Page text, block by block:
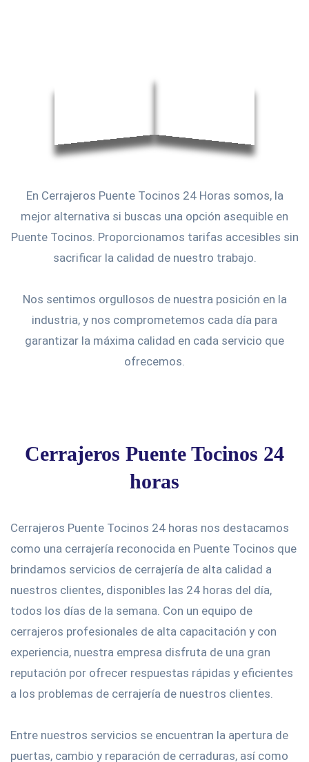
En Cerrajeros Puente Tocinos 24 Horas somos, la
mejor alternativa si buscas una opción asequible en
Puente Tocinos. Proporcionamos tarifas accesibles sin
sacrificar la calidad de nuestro trabajo.
Nos sentimos orgullosos de nuestra posición en la
industria, y nos comprometemos cada día para
garantizar la máxima calidad en cada servicio que
ofrecemos.
Cerrajeros Puente Tocinos 24
horas
Cerrajeros Puente Tocinos 24 horas nos destacamos
como una cerrajería reconocida en Puente Tocinos que
brindamos servicios de cerrajería de alta calidad a
nuestros clientes, disponibles las 24 horas del día,
todos los días de la semana. Con un equipo de
cerrajeros profesionales de alta capacitación y con
experiencia, nuestra empresa disfruta de una gran
reputación por ofrecer respuestas rápidas y eficientes
a los problemas de cerrajería de nuestros clientes.
Entre nuestros servicios se encuentran la apertura de
puertas, cambio y reparación de cerraduras, así como